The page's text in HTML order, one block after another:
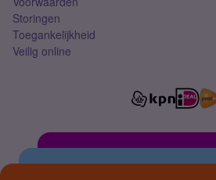
Storingen
Toegankelijkheid
Veilig online